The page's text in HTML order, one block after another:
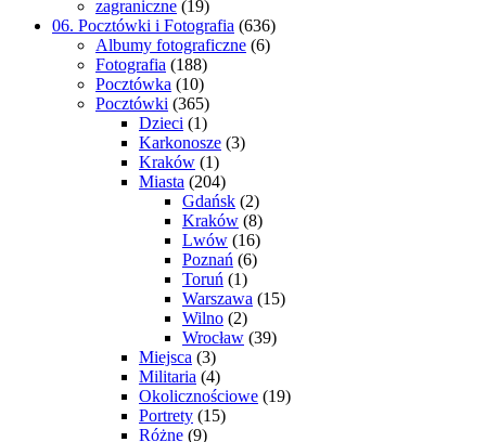
zagraniczne (19)
06. Pocztówki i Fotografia (636)
Albumy fotograficzne (6)
Fotografia (188)
Pocztówka (10)
Pocztówki (365)
Dzieci (1)
Karkonosze (3)
Kraków (1)
Miasta (204)
Gdańsk (2)
Kraków (8)
Lwów (16)
Poznań (6)
Toruń (1)
Warszawa (15)
Wilno (2)
Wrocław (39)
Miejsca (3)
Militaria (4)
Okolicznościowe (19)
Portrety (15)
Różne (9)